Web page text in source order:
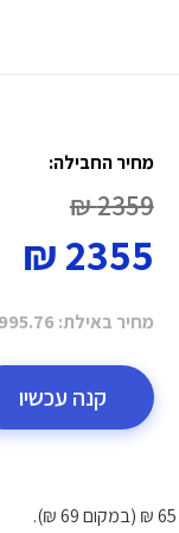
מחיר החבילה:
2359 ₪
2355 ₪
מחיר באילת: ₪
קנה עכשיו